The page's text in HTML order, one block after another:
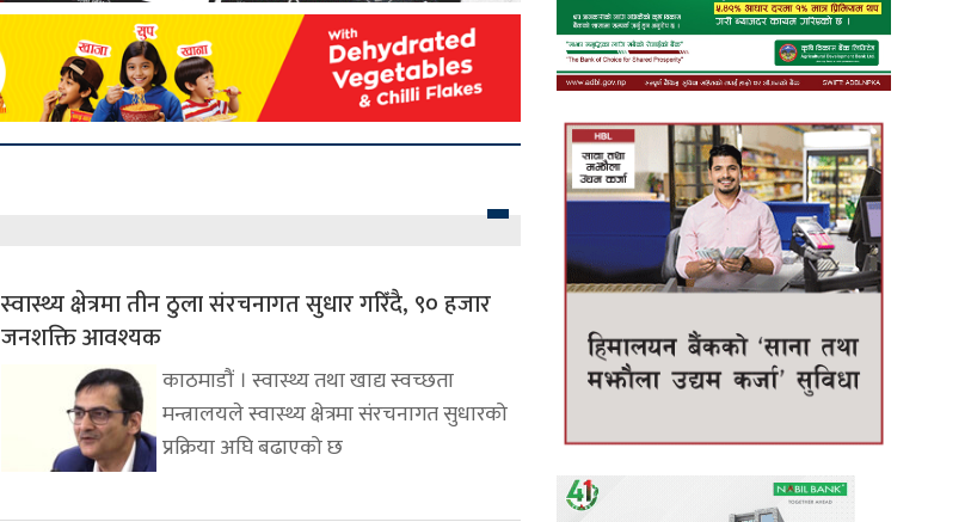
स्वास्थ्य क्षेत्रमा तीन ठुला संरचनागत सुधार गरिँदै, ९० हजार
जनशक्ति आवश्यक
काठमाडौं । स्वास्थ्य तथा खाद्य स्वच्छता
मन्त्रालयले स्वास्थ्य क्षेत्रमा संरचनागत सुधारको
प्रक्रिया अघि बढाएको छ